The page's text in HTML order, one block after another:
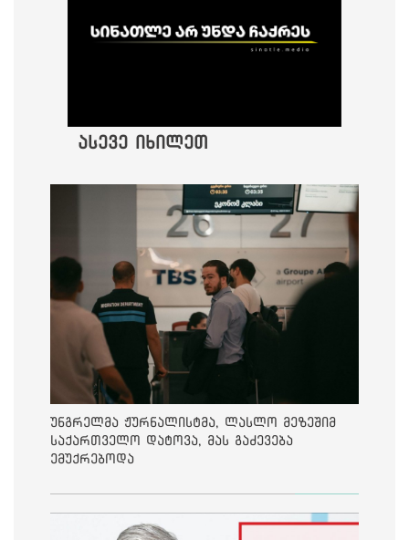
ასევე იხილეთ
უნგრელმა ჟურნალისტმა, ლასლო მეზეშიმ
საქართველო დატოვა, მას გაძევება
ემუქრებოდა